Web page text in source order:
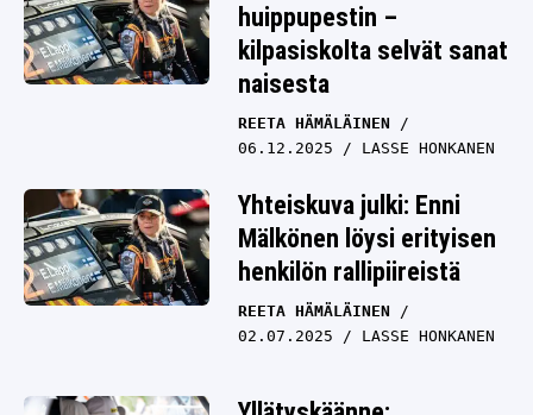
huippupestin –
kilpasiskolta selvät sanat
naisesta
REETA HÄMÄLÄINEN
06.12.2025
LASSE HONKANEN
Yhteiskuva julki: Enni
Mälkönen löysi erityisen
henkilön rallipiireistä
REETA HÄMÄLÄINEN
02.07.2025
LASSE HONKANEN